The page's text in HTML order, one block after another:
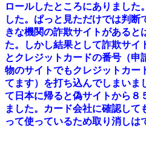
ロールしたところにありまし
した。ぱっと見ただけでは判
きな機関の詐欺サイトがあると
た。しかし結果として詐欺サイ
とクレジットカードの番号（申
物のサイトでもクレジットカー
てます）を打ち込んでしまいま
て日本に帰ると偽サイトから８
ました。カード会社に確認し
って使っているため取り消しは